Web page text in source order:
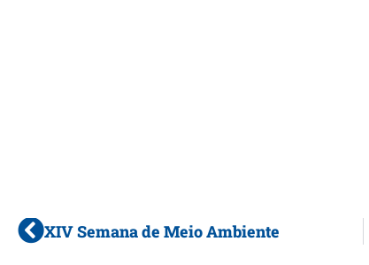
XIV Semana de Meio Ambiente